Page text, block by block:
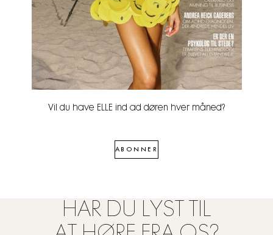
Vil du have ELLE ind ad døren hver måned?
ABONNER
HAR DU LYST TIL